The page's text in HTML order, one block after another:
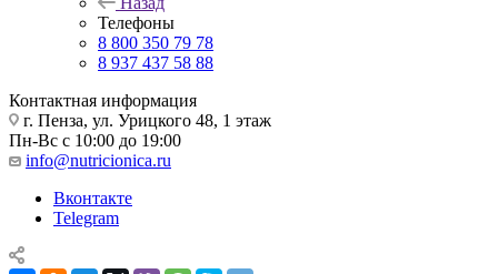
Телефоны
8 800 350 79 78
8 937 437 58 88
Контактная информация
г. Пенза, ул. Урицкого 48, 1 этаж
Пн-Вс с 10:00 до 19:00
info@nutricionica.ru
Вконтакте
Telegram